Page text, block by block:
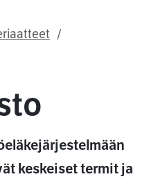
keskeiset termit ja